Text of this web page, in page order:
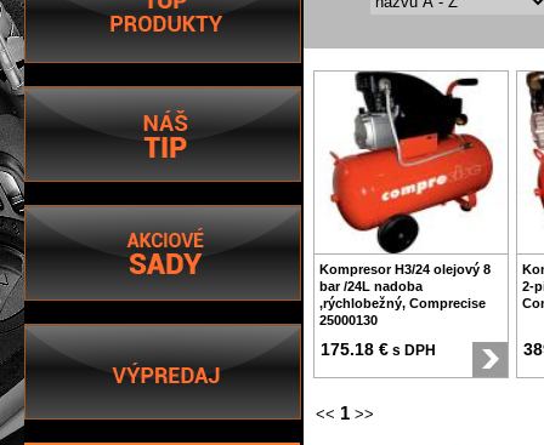
Kompresor H3/24 olejový 8
bar /24L nadoba
,rýchlobežný, Comprecise
25000130
175.18 € s DPH
2-
<< 1 >>